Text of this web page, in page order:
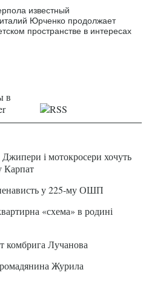
известный
Юрченко продолжает
пространстве в интересах
і мотокросери хочуть
Карпат
у 225-му ОШП
«схема» в родині
комбрига Лучанова
Журила